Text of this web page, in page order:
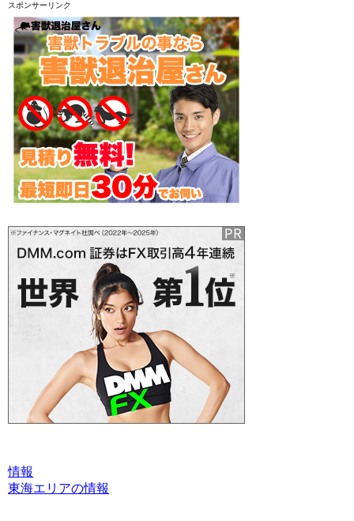
スポンサーリンク
情報
東海エリアの情報